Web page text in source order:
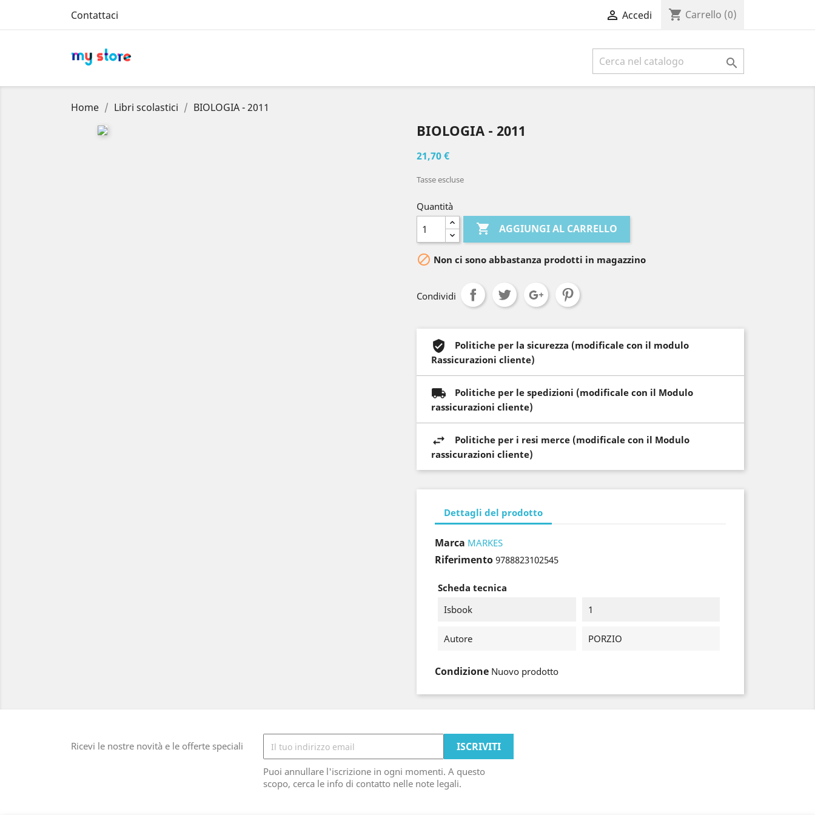
Contattaci  Accedi shopping_cart Carrello (0)

Home Libri scolastici BIOLOGIA - 2011
BIOLOGIA - 2011
21,70 €
Tasse escluse
Quantità
 AGGIUNGI AL CARRELLO
 Non ci sono abbastanza prodotti in magazzino
Condividi
Politiche per la sicurezza (modificale con il modulo
Rassicurazioni cliente)
Politiche per le spedizioni (modificale con il Modulo
rassicurazioni cliente)
Politiche per i resi merce (modificale con il Modulo
rassicurazioni cliente)
Dettagli del prodotto
Marca MARKES
Riferimento 9788823102545
Scheda tecnica
Isbook
1
Autore PORZIO
Condizione Nuovo prodotto
Ricevi le nostre novità e le offerte speciali
Puoi annullare l'iscrizione in ogni momenti. A questo
scopo, cerca le info di contatto nelle note legali.